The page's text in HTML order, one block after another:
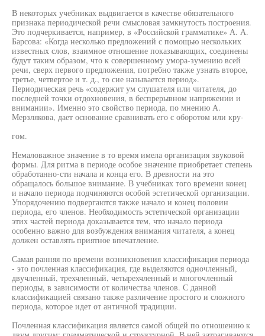
В некоторых учебниках выдвигается в качестве обязательного
признака периодической речи смысловая замкнутость построения.
Это подчеркивается, например, в «Российской грамматике» А. А.
Барсова: «Когда несколько предложений с помощью нескольких
известных слов, взаимное отношение показывающих, соединены
будут таким образом, что к совершенному умора-зумению всей
речи, сверх первого предложения, потребно также узнать второе,
третье, четвертое и т. д., то сие называется период».
Периодическая речь «содержит ум слушателя или читателя, до
последней точки отдохновения, в беспрерывном напряжении и
внимании». Именно это свойство периода, по мнению А.
Мерзлякова, дает основание сравнивать его с оборотом или кру-
гом.
Немаловажное значение в то время имела организация звуковой
формы. Для ритма в периоде особое значение приобретает степень
обработанно-сти начала и конца его. В древности на это
обращалось большое внимание. В учебниках того времени конец
и начало периода подчиняются особой эстетической организации.
Упорядочению подвергаются также начало и конец половин
периода, его членов. Необходимость эстетической организации
этих частей периода доказывается тем, что начало периода
особенно важно для возбуждения внимания читателя, а конец
должен оставлять приятное впечатление.
Самая ранняя по времени возникновения классификация периода
- это почленная классификация, где выделяются одночленный,
двучленный, трехчленный, четырехчленный и многочленный
периоды, в зависимости от количества членов. С данной
классификацией связано также различение простого и сложного
периода, которое идет от античной традиции.
Почленная классификация является самой общей по отношению к